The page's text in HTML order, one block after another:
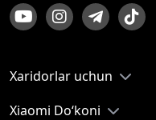
Xaridorlar uchun
Xiaomi Do‘koni